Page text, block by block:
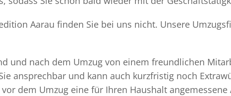
Aarau finden Sie bei uns nicht. Unsere
und nach dem Umzug von einem freundlichen
ansprechbar und kann auch kurzfristig noch
dem Umzug eine für Ihren Haushalt